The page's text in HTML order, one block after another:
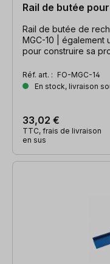
Rail de butée
Rail de butée de
MGC-10 | également
pour construire sa
Réf. art. : FO-MGC-14
En stock, livraison
33,02 €
TTC, frais de livraison
en sus